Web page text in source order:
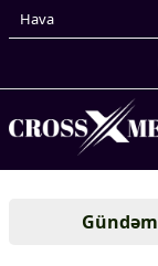
Hava
GündəmGündəm